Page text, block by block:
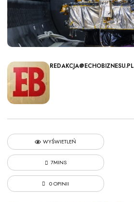
REDAKCJA@ECHOBIZNESU.PL
WYŚWIETLEŃ
7MINS
0 OPINII